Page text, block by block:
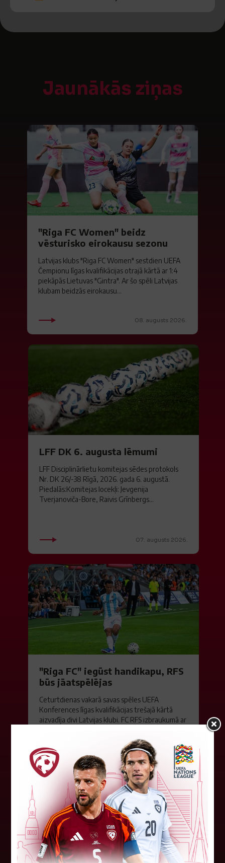
Jaunākās ziņas
"Riga FC Women" beidz
vēsturisko eirokausu sezonu
Latvijas klubs "Riga FC Women" sestdien UEFA
Čempionu līgas kvalifikācijas otrajā kārtā ar 1:4
piekāpās Lietuvas "Gintra". Ar šo spēli Latvijas
klubam beidzās eirokausu...
08. augusts 2026.
LFF DK 6. augusta lēmumi
LFF Disciplinārlietu komitejas sēdes protokols
Nr. DK 26/-38 Rīgā, 2026. gada 6. augustā.
Piedalās:Komitejas locekļi: Jevgenija
Tverjanoviča-Bore, Raivis Grīnbergs...
07. augusts 2026.
"Riga FC" iegūst handikapu, RFS
būs jāatspēlējas
Ceturtdienas vakarā savas spēles UEFA
Konferences līgas kvalifikācijas trešajā kārtā
aizvadīja divi Latvijas klubi. FC RFS izbraukumā ar
06. augusts 2026.